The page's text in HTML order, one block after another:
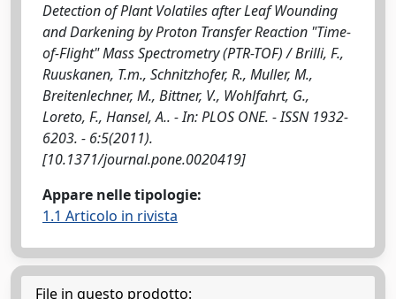
Detection of Plant Volatiles after Leaf Wounding
and Darkening by Proton Transfer Reaction "Time-
of-Flight" Mass Spectrometry (PTR-TOF) / Brilli, F.,
Ruuskanen, T.m., Schnitzhofer, R., Muller, M.,
Breitenlechner, M., Bittner, V., Wohlfahrt, G.,
Loreto, F., Hansel, A.. - In: PLOS ONE. - ISSN 1932-
6203. - 6:5(2011).
[10.1371/journal.pone.0020419]
Appare nelle tipologie:
1.1 Articolo in rivista
File in questo prodotto: